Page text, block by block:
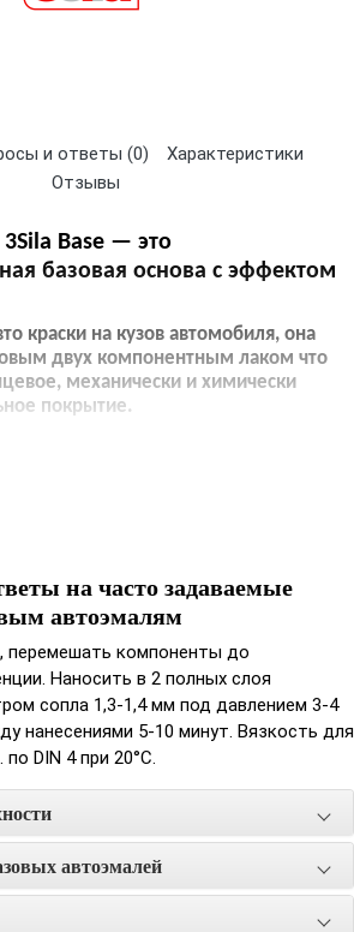
и ответы (0)
Характеристики
Отзывы
Base — это
базовая основа с эффектом
краски на кузов автомобиля, она
двух компонентным лаком что
механически и химически
покрытие.
Поверхность грунта отшлифовать
400 «на сухую» или Р600-1000 «на
поверхность грунта
и просушить.
разбавителя
минут, на отлип 15-20 минут
применению:
на часто задаваемые
автоэмалям
перемешать компоненты до
Наносить в 2 полных слоя
сопла 1,3-1,4 мм под давлением 3-4
нанесениями 5-10 минут. Вязкость для
DIN 4 при 20°С.
автоэмалей